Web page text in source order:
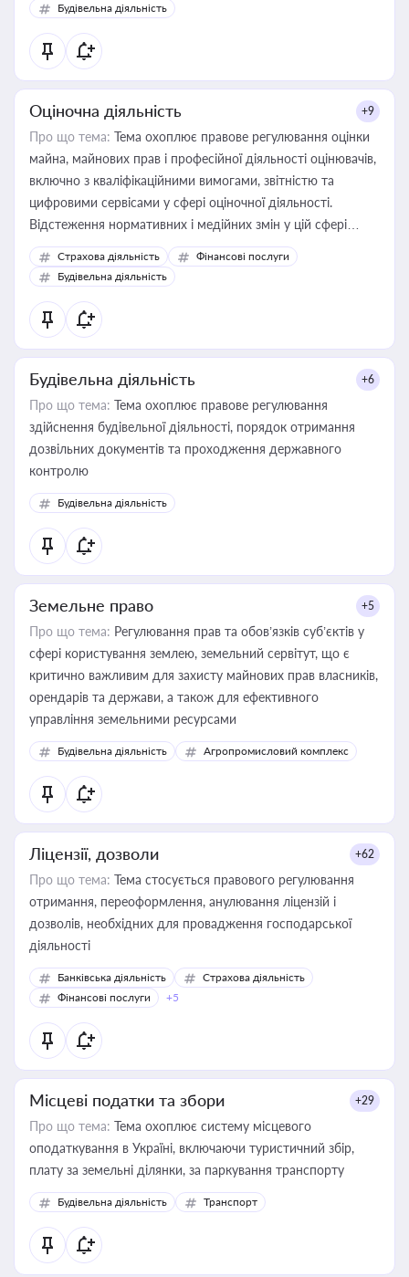
Будівельна діяльність
Оціночна діяльність +9
Про що тема: Тема охоплює правове регулювання оцінки
майна, майнових прав і професійної діяльності оцінювачів,
включно з кваліфікаційними вимогами, звітністю та
цифровими сервісами у сфері оціночної діяльності.
Відстеження нормативних і медійних змін у цій сфері
корисне для власника бізнесу, керівника, юриста або
бухгалтера під час оподаткування, приватизації, оренди
державного майна, корпоративних угод і перевірки
статусу суб'єктів оціночної діяльності
Страхова діяльність
Фінансові послуги
Будівельна діяльність
Будівельна діяльність +6
Про що тема: Тема охоплює правове регулювання
здійснення будівельної діяльності, порядок отримання
дозвільних документів та проходження державного
контролю
Будівельна діяльність
Земельне право +5
Про що тема: Регулювання прав та обов’язків суб’єктів у
сфері користування землею, земельний сервітут, що є
критично важливим для захисту майнових прав власників,
орендарів та держави, а також для ефективного
управління земельними ресурсами
Будівельна діяльність Агропромисловий комплекс
Ліцензії, дозволи +62
Про що тема: Тема стосується правового регулювання
отримання, переоформлення, анулювання ліцензій і
дозволів, необхідних для провадження господарської
діяльності
Банківська діяльність
Страхова діяльність
Фінансові послуги
+5
Місцеві податки та збори +29
Про що тема: Тема охоплює систему місцевого
оподаткування в Україні, включаючи туристичний збір,
плату за земельні ділянки, за паркування транспорту
Будівельна діяльність Транспорт